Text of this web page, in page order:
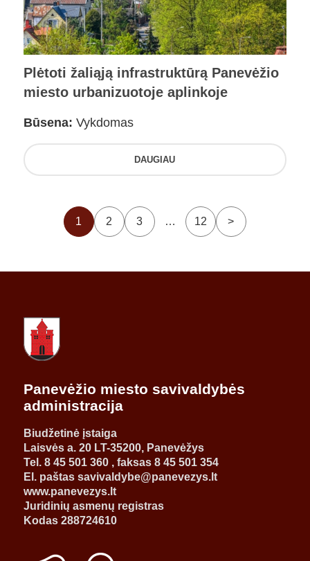
Plėtoti žaliąją infrastruktūrą Panevėžio
miesto urbanizuotoje aplinkoje
Būsena: Vykdomas
DAUGIAU
1 2 3 … 12 >
Panevėžio miesto savivaldybės
administracija
Biudžetinė įstaiga
Laisvės a. 20 LT-35200, Panevėžys
Tel. 8 45 501 360 , faksas 8 45 501 354
El. paštas savivaldybe@panevezys.lt
www.panevezys.lt
Juridinių asmenų registras
Kodas 288724610